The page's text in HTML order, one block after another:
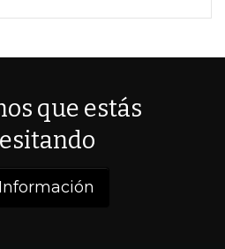
que estás